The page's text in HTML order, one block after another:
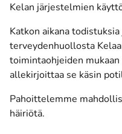
Kelan järjestelmien
Katkon aikana
terveydenhuollosta
toimintaohjeiden
allekirjoittaa se käsin
Pahoittelemme
häiriötä.